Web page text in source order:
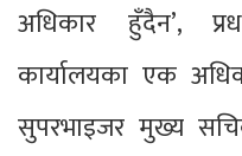
अधिकार हुँदैन’,
कार्यालयका एक
सुपरभाइजर मुख्य